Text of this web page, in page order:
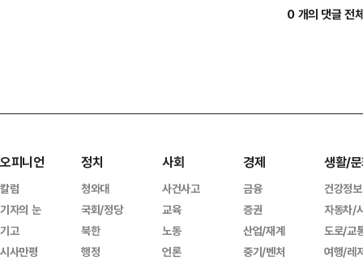
0 개의 댓글 전
오피니언
칼럼
기자의 눈
기고
시사만평
정치
청와대
국회/정당
북한
행정
사회
사건사고
교육
노동
언론
경제
금융
증권
산업/재계
중기/벤처
생활/
건강정보
자동차/
도로/교
여행/레